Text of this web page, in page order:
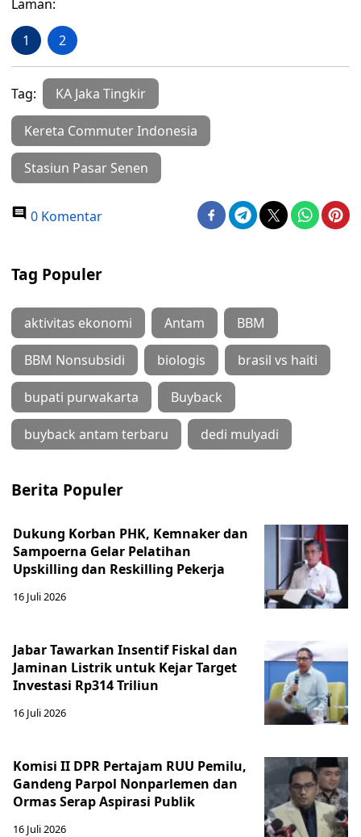
Laman:
1 2
Tag: KA Jaka Tingkir
Kereta Commuter Indonesia
Stasiun Pasar Senen
0 Komentar
Tag Populer
aktivitas ekonomi Antam BBM
BBM Nonsubsidi biologis brasil vs haiti
bupati purwakarta Buyback
buyback antam terbaru dedi mulyadi
Berita Populer
Dukung Korban PHK, Kemnaker dan
Sampoerna Gelar Pelatihan
Upskilling dan Reskilling Pekerja
16 Juli 2026
Jabar Tawarkan Insentif Fiskal dan
Jaminan Listrik untuk Kejar Target
Investasi Rp314 Triliun
16 Juli 2026
Komisi II DPR Pertajam RUU Pemilu,
Gandeng Parpol Nonparlemen dan
Ormas Serap Aspirasi Publik
16 Juli 2026